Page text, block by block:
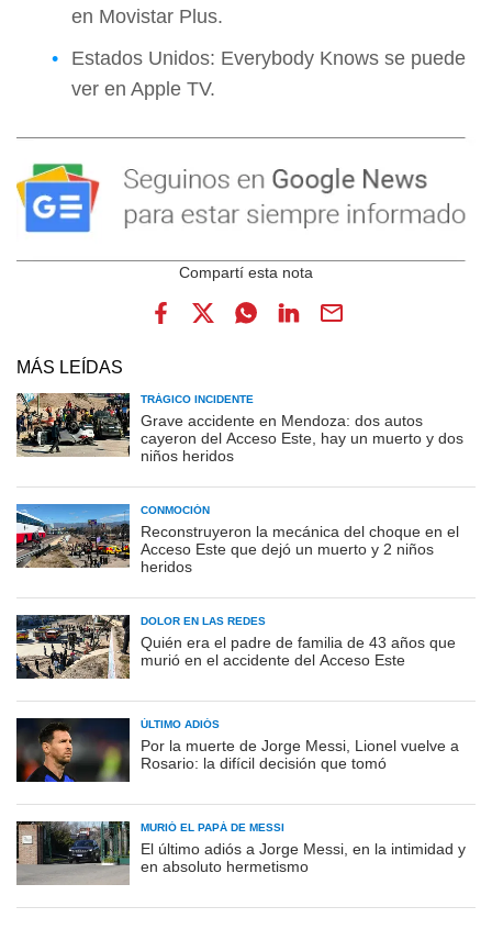
en Movistar Plus.
Estados Unidos: Everybody Knows se puede
ver en Apple TV.
MÁS LEÍDAS
TRÁGICO INCIDENTE
Grave accidente en Mendoza: dos autos
cayeron del Acceso Este, hay un muerto y dos
niños heridos
CONMOCIÓN
Reconstruyeron la mecánica del choque en el
Acceso Este que dejó un muerto y 2 niños
heridos
DOLOR EN LAS REDES
Quién era el padre de familia de 43 años que
murió en el accidente del Acceso Este
ÚLTIMO ADIÓS
Por la muerte de Jorge Messi, Lionel vuelve a
Rosario: la difícil decisión que tomó
MURIÓ EL PAPÁ DE MESSI
El último adiós a Jorge Messi, en la intimidad y
en absoluto hermetismo